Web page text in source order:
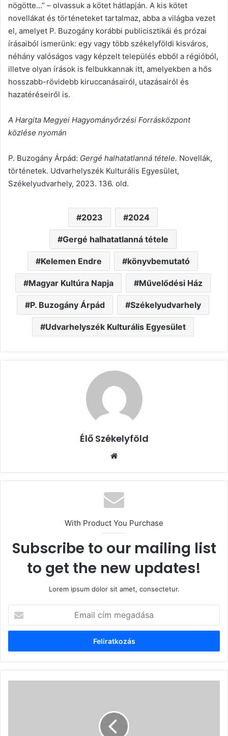
nögötte…” – olvassuk a kötet hátlapján. A kis kötet
novellákat és történeteket tartalmaz, abba a világba vezet
el, amelyet P. Buzogány korábbi publicisztikái és prózai
írásaiból ismerünk: egy vagy több székelyföldi kisváros,
néhány valóságos vagy képzelt település ebből a régióból,
illetve olyan írások is felbukkannak itt, amelyekben a hős
hosszabb-rövidebb kiruccanásairól, utazásairól és
hazatéréseiről is.
A Hargita Megyei Hagyományőrzési Forrásközpont
közlése nyomán
P. Buzogány Árpád: Gergé halhatatlanná tétele. Novellák,
történetek. Udvarhelyszék Kulturális Egyesület,
Székelyudvarhely, 2023. 136. old.
2023 2024
Gergé halhatatlanná tétele
Kelemen Endre könyvbemutató
Magyar Kultúra Napja Művelődési Ház
P. Buzogány Árpád Székelyudvarhely
Udvarhelyszék Kulturális Egyesület
Élő Székelyföld
With Product You Purchase
Subscribe to our mailing list
to get the new updates!
Lorem ipsum dolor sit amet, consectetur.
cím
megadása